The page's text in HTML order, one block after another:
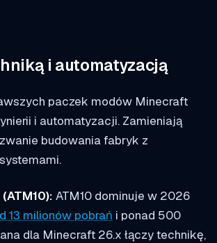
i automatyzacją
paczek modów Minecraft
i automatyzacji. Zamieniają
budowania fabryk z
ATM10 dominuje w 2026
13 milionów pobrań i ponad 500
dla Minecraft 26.x łączy technikę,